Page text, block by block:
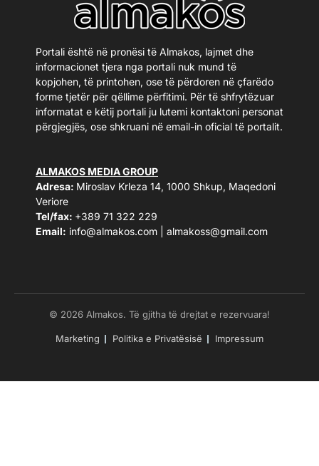
Portali është në pronësi të Almakos, lajmet dhe
informacionet tjera nga portali nuk mund të
kopjohen, të printohen, ose të përdoren në çfarëdo
forme tjetër për qëllime përfitimi. Për të shfrytëzuar
informatat e këtij portali ju lutemi kontaktoni personat
përgjegjës, ose shkruani në email-in oficial të portalit.
ALMAKOS MEDIA GROUP
Adresa: Miroslav Krleza 14, 1000 Shkup, Maqedoni
Veriore
Tel/fax: +389 71 322 229
Email: info@almakos.com almakoss@gmail.com
© 2026 Almakos. Të gjitha të drejtat e rezervuara!
Marketing Politika e Privatësisë Impressum